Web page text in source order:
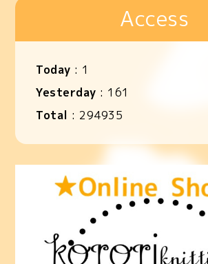
Access
Today : 1
Yesterday : 161
Total : 294935